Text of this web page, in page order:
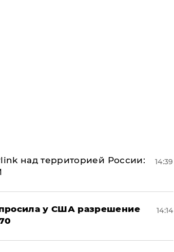
над территорией России:
14:39
у США разрешение
14:14